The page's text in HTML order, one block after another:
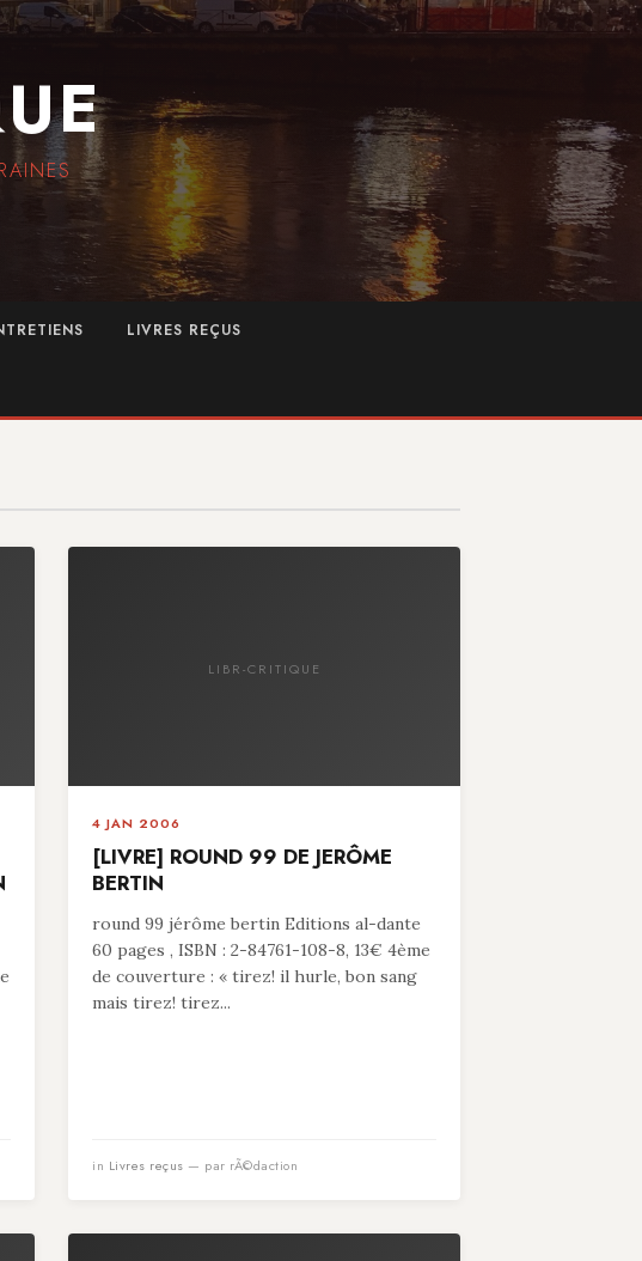
LIVRES REÇUS
LIBR-CRITIQUE
4 JAN 2006
[LIVRE] ROUND 99 DE JERÔME
BERTIN
round 99 jérôme bertin Editions al-dante
60 pages , ISBN : 2-84761-108-8, 13€ 4ème
de couverture : « tirez! il hurle, bon sang
mais tirez! tirez...
in Livres reçus — par rÃ©daction